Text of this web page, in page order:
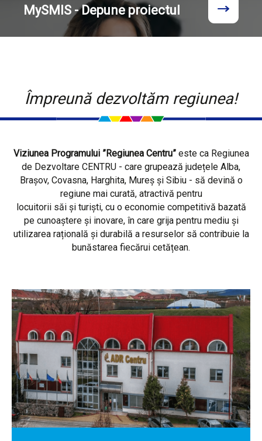
MySMIS - Depune proiectul
Împreună dezvoltăm regiunea!
Viziunea Programului ”Regiunea Centru”este ca Regiunea
de Dezvoltare CENTRU - care grupează județele Alba,
Brașov, Covasna, Harghita, Mureș și Sibiu - să devină o
regiune mai curată, atractivă pentru
locuitorii săi și turiști, cu o economie competitivă bazată
pe cunoaștere și inovare, în care grija pentru mediu și
utilizarea rațională și durabilă a resurselor să contribuie la
bunăstarea fiecărui cetățean.